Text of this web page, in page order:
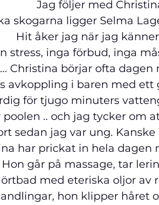
Christina till
skogarna ligger
när jag känner att
stress, inga förbud, inga
Christina börjar ofta
avkoppling i baren med ett
för tjugo minuters
poolen .. och jag tycker om
sedan jag var ung.
har prickat in hela dagen
går på massage, tar
med eteriska oljor av
hon klipper håret